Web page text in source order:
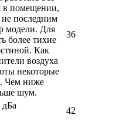
в помещении,
не последним
модели. Для
более тихие
Как
воздуха
некоторые
Чем ниже
шум.
36
42